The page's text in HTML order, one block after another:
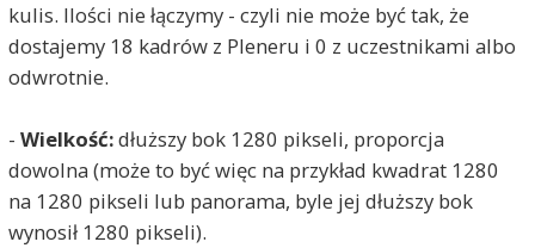
kulis. Ilości nie łączymy - czyli nie może być tak, że
dostajemy 18 kadrów z Pleneru i 0 z uczestnikami albo
odwrotnie.
- Wielkość:dłuższy bok 1280 pikseli, proporcja
dowolna (może to być więc na przykład kwadrat 1280
na 1280 pikseli lub panorama, byle jej dłuższy bok
wynosił 1280 pikseli).